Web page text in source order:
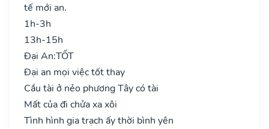
tế mới an.
1h-3h
13h-15h
Đại An:TỐT
Đại an mọi việc tốt thay
Cầu tài ở nẻo phương Tây có tài
Mất của đi chửa xa xôi
Tình hình gia trạch ấy thời bình yên